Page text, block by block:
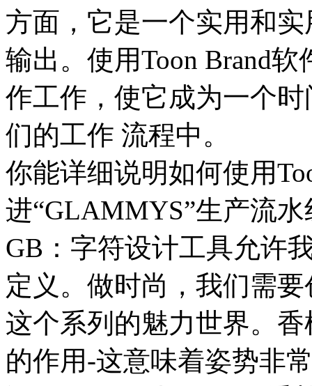
方面，它是一个实用和
输出。使用Toon Brand
作工作，使它成为一个
们的工作 流程中。
你能详细说明如何使用
进“GLAMMYS”生产流
GB：字符设计工具允许
定义。做时尚，我们需
这个系列的魅力世界。
的作用-这意味着姿势非